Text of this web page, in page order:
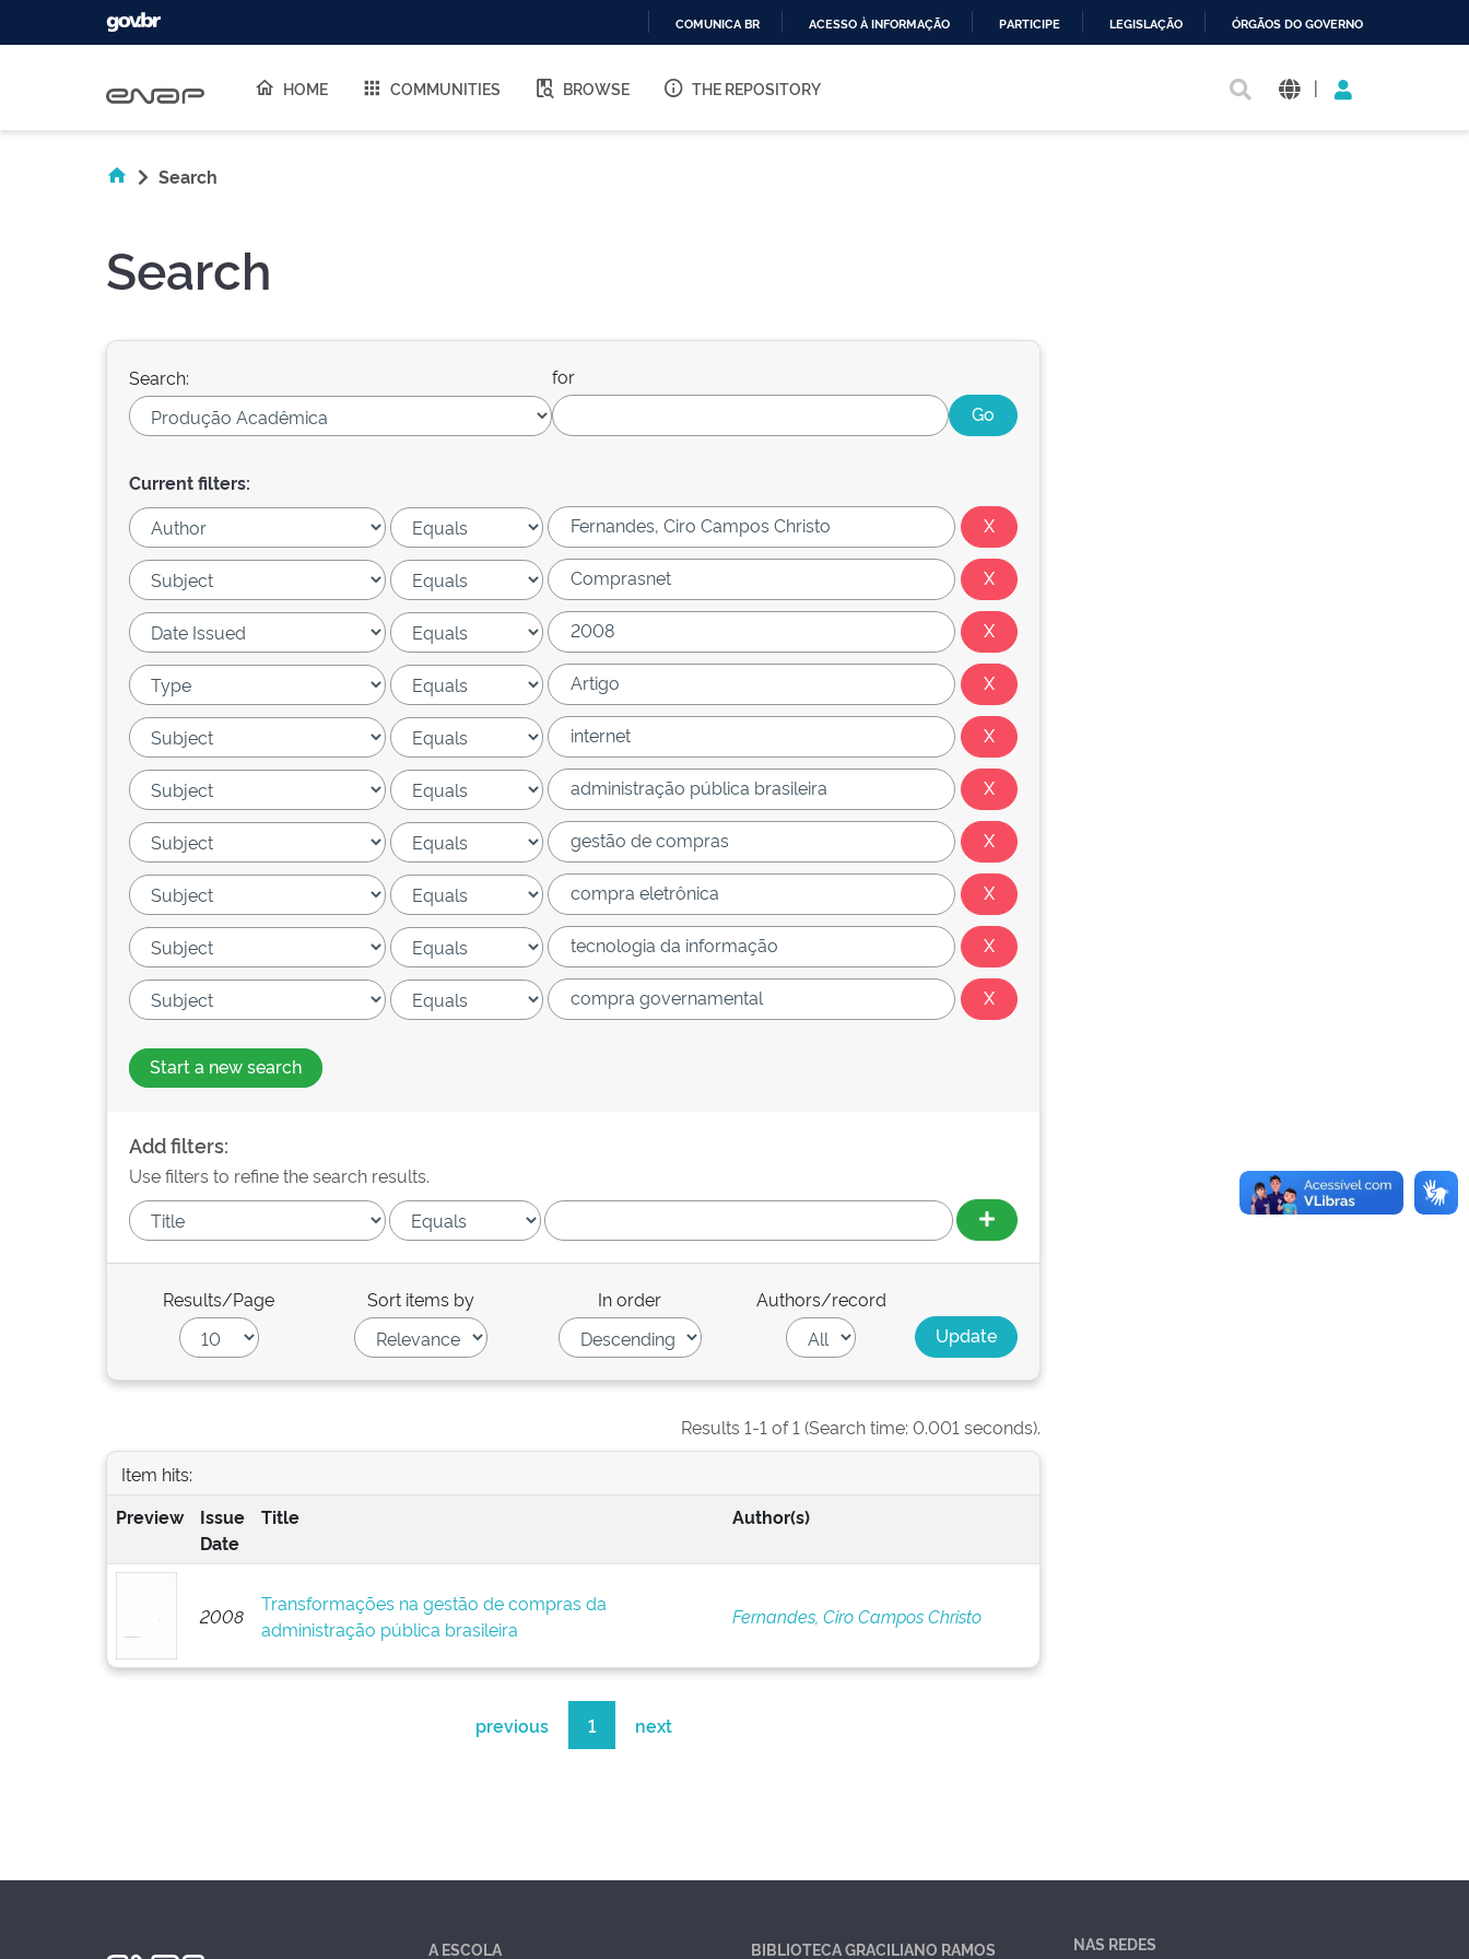
O
COMUNICA BR ACESSO À INFORMAÇÃO PARTICIPE LEGISLAÇÃO ÓRGÃOS DO GOVERNO
HOME COMMUNITIES BROWSE THE REPOSITORY |
Search
Search
Search: for
Current filters:
Start a new search
Add filters:
Use filters to refine the search results.
Results/Page Sort items by In order Authors/record
Results 1-1 of 1 (Search time: 0.001 seconds).
Item hits:
Preview
Issue
Date
Title Author(s)
2008
Transformações na gestão de compras da
administração pública brasileira
Fernandes, Ciro Campos Christo
previous 1 next
A ESCOLA BIBLIOTECA GRACILIANO RAMOS NAS REDES